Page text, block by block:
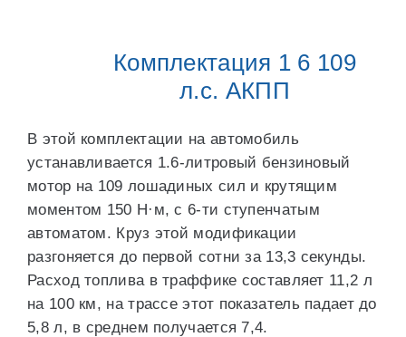
Комплектация 1 6 109
л.с. АКПП
В этой комплектации на автомобиль
устанавливается 1.6-литровый бензиновый
мотор на 109 лошадиных сил и крутящим
моментом 150 Н·м, с 6-ти ступенчатым
автоматом. Круз этой модификации
разгоняется до первой сотни за 13,3 секунды.
Расход топлива в траффике составляет 11,2 л
на 100 км, на трассе этот показатель падает до
5,8 л, в среднем получается 7,4.